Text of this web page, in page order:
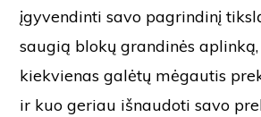
įgyvendinti savo pagrindinį
saugią blokų grandinės
kiekvienas galėtų mėgautis
ir kuo geriau išnaudoti savo